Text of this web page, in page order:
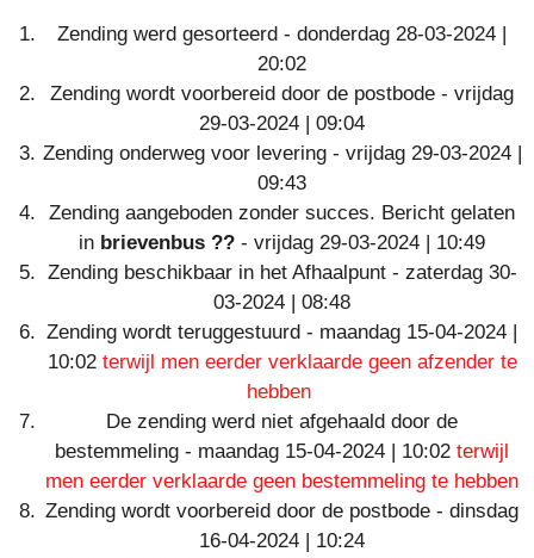
Zending werd gesorteerd - donderdag 28-03-2024 |
20:02
Zending wordt voorbereid door de postbode - vrijdag
29-03-2024 | 09:04
Zending onderweg voor levering - vrijdag 29-03-2024 |
09:43
Zending aangeboden zonder succes. Bericht gelaten
in brievenbus ?? - vrijdag 29-03-2024 | 10:49
Zending beschikbaar in het Afhaalpunt - zaterdag 30-
03-2024 | 08:48
Zending wordt teruggestuurd - maandag 15-04-2024 |
10:02 terwijl men eerder verklaarde geen afzender te
hebben
De zending werd niet afgehaald door de
bestemmeling - maandag 15-04-2024 | 10:02 terwijl
men eerder verklaarde geen bestemmeling te hebben
Zending wordt voorbereid door de postbode - dinsdag
16-04-2024 | 10:24